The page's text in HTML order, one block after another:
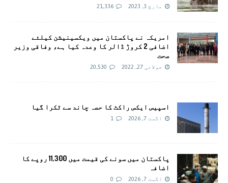
مارچ 3, 2023 21,336
امريکہ نے پاکستان میں ویکسینیشن کیلئے
اضافی 2 کروڑ ڈالر کا وعدہ کیا ہے، وفاقی وزیر
صحت
جولائی 27, 2022 20,530
اسپیس ایکس راکٹ کا حصہ چاند سے ٹکرا گیا
اگست 7, 2026 1
پاکستان میں سونے کی قیمت میں 11,300 روپے کا
اضافہ
اگست 7, 2026 0